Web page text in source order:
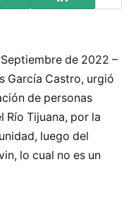
de 2022 –
García Castro, urgió
de personas
Río Tijuana, por la
luego del
lo cual no es un